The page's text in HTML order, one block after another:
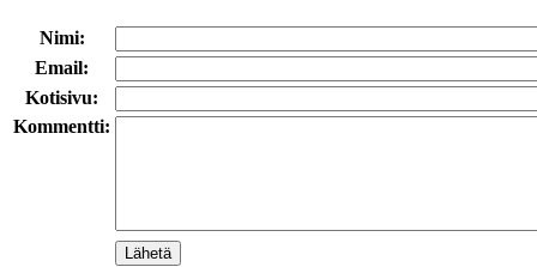
Nimi:
Email:
Kotisivu:
Kommentti: